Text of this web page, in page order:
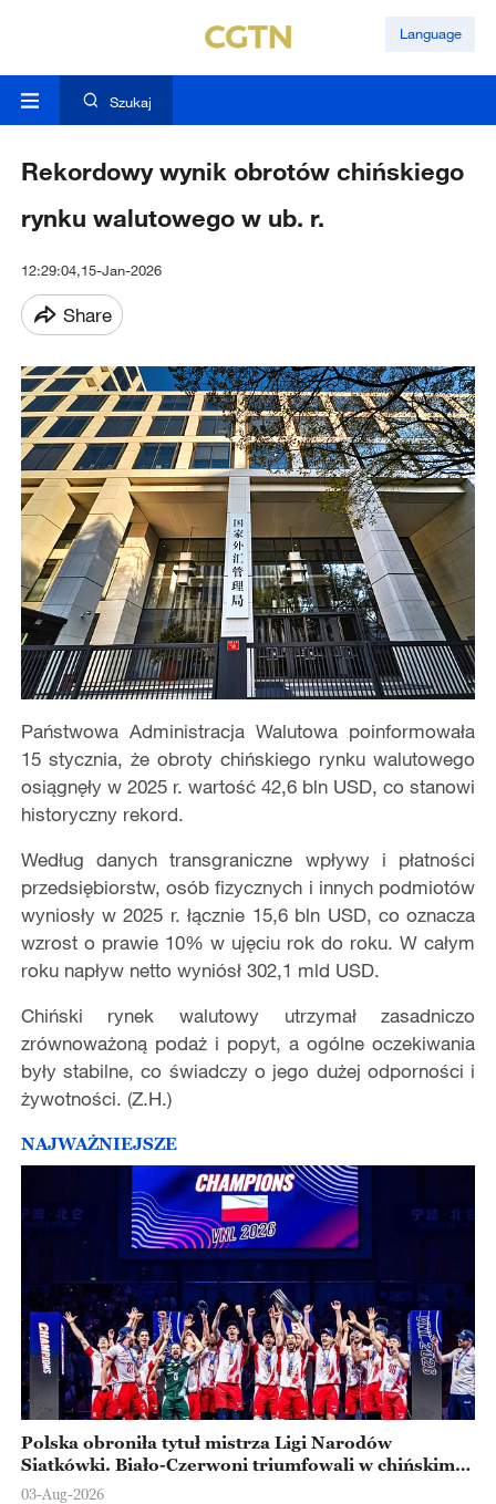
Language
Szukaj
Rekordowy wynik obrotów chińskiego
rynku walutowego w ub. r.
12:29:04,15-Jan-2026
Share
Państwowa Administracja Walutowa poinformowała
15 stycznia, że obroty chińskiego rynku walutowego
osiągnęły w 2025 r. wartość 42,6 bln USD, co stanowi
historyczny rekord.
Według danych transgraniczne wpływy i płatności
przedsiębiorstw, osób fizycznych i innych podmiotów
wyniosły w 2025 r. łącznie 15,6 bln USD, co oznacza
wzrost o prawie 10% w ujęciu rok do roku. W całym
roku napływ netto wyniósł 302,1 mld USD.
Chiński rynek walutowy utrzymał zasadniczo
zrównoważoną podaż i popyt, a ogólne oczekiwania
były stabilne, co świadczy o jego dużej odporności i
żywotności. (Z.H.)
NAJWAŻNIEJSZE
Polska obroniła tytuł mistrza Ligi Narodów
Siatkówki. Biało-Czerwoni triumfowali w chińskim
Ningbo
03-Aug-2026